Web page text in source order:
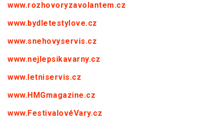
www.rozhovoryzavolantem.cz
www.bydletestylove.cz
www.snehovyservis.cz
www.nejlepsikavarny.cz
www.letniservis.cz
www.HMGmagazine.cz
www.FestivalovéVary.cz